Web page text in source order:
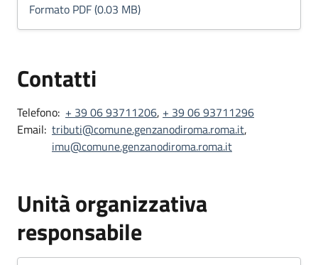
Formato PDF (0.03 MB)
Contatti
Telefono: + 39 06 93711206, + 39 06 93711296
Email: tributi@comune.genzanodiroma.roma.it,
imu@comune.genzanodiroma.roma.it
Unità organizzativa
responsabile